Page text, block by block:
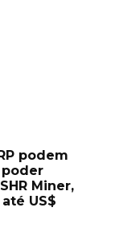
podem
Miner,
US$